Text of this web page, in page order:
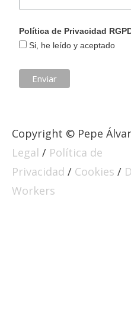
Política de Privacidad
Si, he leído y aceptado
Copyright © Pepe
Legal / Política de
Privacidad / Cookies /
Workers